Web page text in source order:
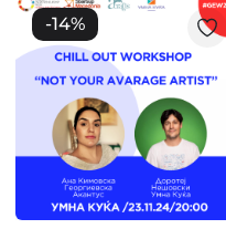
-14%